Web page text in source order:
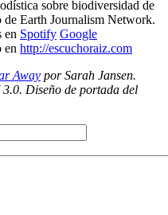
sobre biodiversidad de
Earth Journalism Network.
en Spotify Google
en http://escuchoraiz.com
Away por Sarah Jansen.
Diseño de portada del